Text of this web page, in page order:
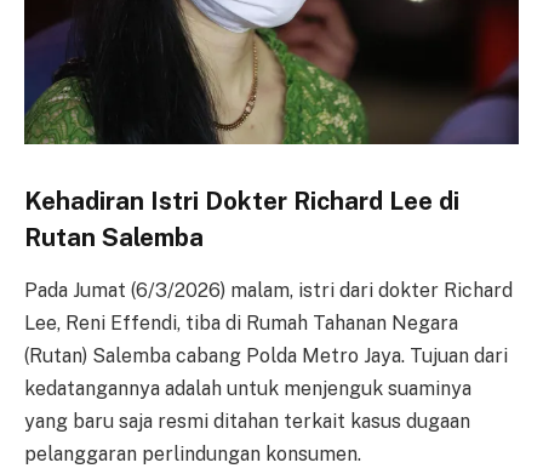
Kehadiran Istri Dokter Richard Lee di
Rutan Salemba
Pada Jumat (6/3/2026) malam, istri dari dokter Richard
Lee, Reni Effendi, tiba di Rumah Tahanan Negara
(Rutan) Salemba cabang Polda Metro Jaya. Tujuan dari
kedatangannya adalah untuk menjenguk suaminya
yang baru saja resmi ditahan terkait kasus dugaan
pelanggaran perlindungan konsumen.